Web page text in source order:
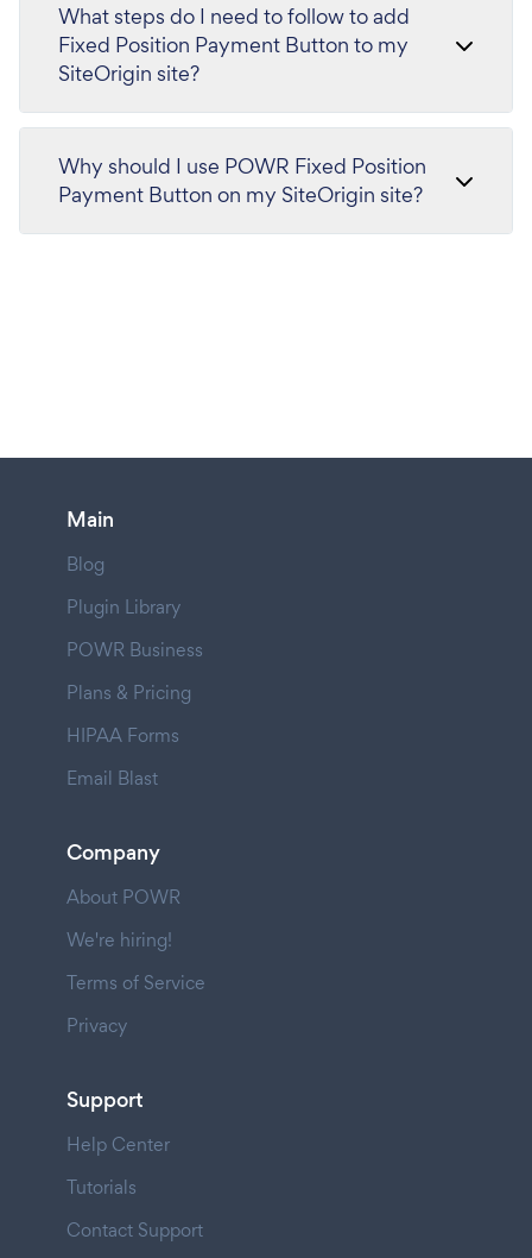
What steps do I need to follow to add
Fixed Position Payment Button to my
SiteOrigin site?
Why should I use POWR Fixed Position
Payment Button on my SiteOrigin site?
Main
Blog
Plugin Library
POWR Business
Plans & Pricing
HIPAA Forms
Email Blast
Company
About POWR
We're hiring!
Terms of Service
Privacy
Support
Help Center
Tutorials
Contact Support